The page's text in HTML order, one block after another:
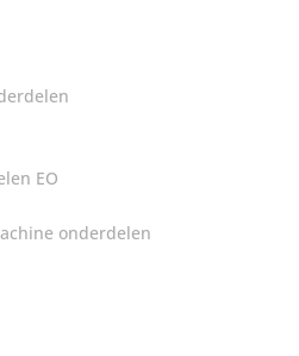
EO
onderdelen